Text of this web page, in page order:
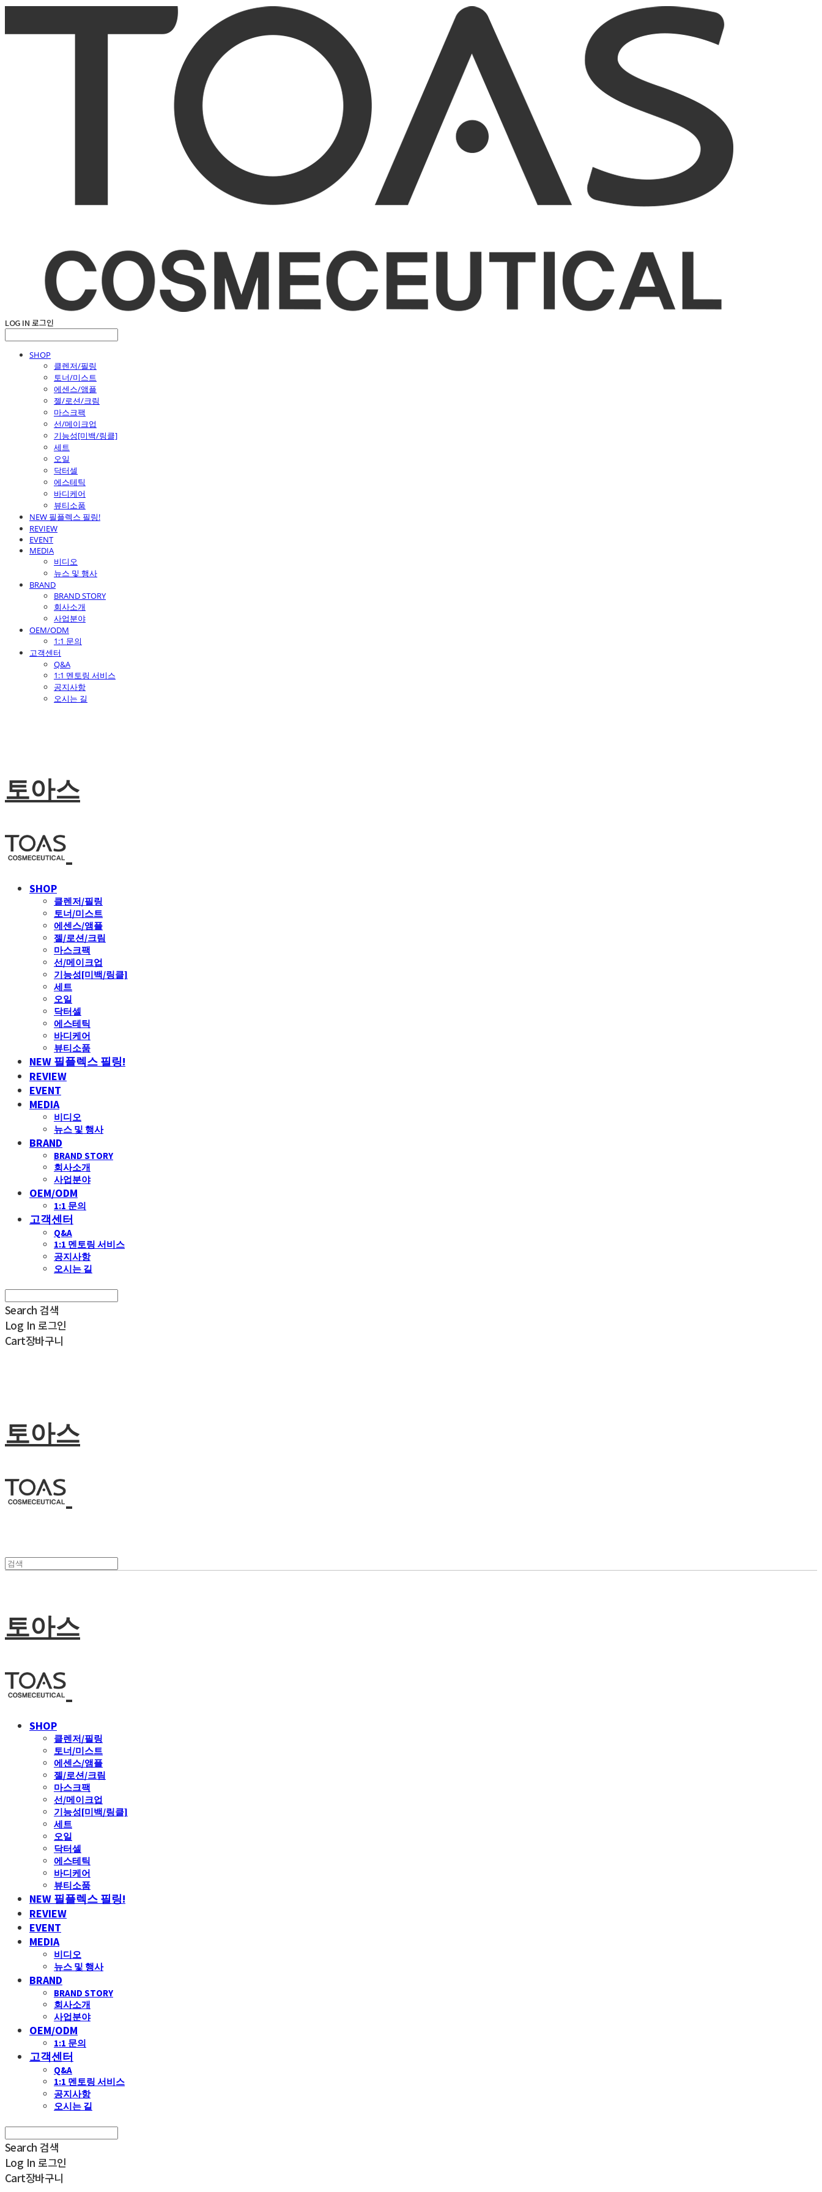
LOG IN 로그인
SHOP
클렌저/필링
토너/미스트
에센스/앰플
젤/로션/크림
마스크팩
선/메이크업
기능성[미백/링클]
세트
오일
닥터셀
에스테틱
바디케어
뷰티소품
NEW 필플렉스 필링!
REVIEW
EVENT
MEDIA
비디오
뉴스 및 행사
BRAND
BRAND STORY
회사소개
사업분야
OEM/ODM
1:1 문의
고객센터
Q&A
1:1 멘토링 서비스
공지사항
오시는 길
토아스
SHOP
클렌저/필링
토너/미스트
에센스/앰플
젤/로션/크림
마스크팩
선/메이크업
기능성[미백/링클]
세트
오일
닥터셀
에스테틱
바디케어
뷰티소품
NEW 필플렉스 필링!
REVIEW
EVENT
MEDIA
비디오
뉴스 및 행사
BRAND
BRAND STORY
회사소개
사업분야
OEM/ODM
1:1 문의
고객센터
Q&A
1:1 멘토링 서비스
공지사항
오시는 길
Search 검색
Log In 로그인
Cart장바구니
토아스
토아스
SHOP
클렌저/필링
토너/미스트
에센스/앰플
젤/로션/크림
마스크팩
선/메이크업
기능성[미백/링클]
세트
오일
닥터셀
에스테틱
바디케어
뷰티소품
NEW 필플렉스 필링!
REVIEW
EVENT
MEDIA
비디오
뉴스 및 행사
BRAND
BRAND STORY
회사소개
사업분야
OEM/ODM
1:1 문의
고객센터
Q&A
1:1 멘토링 서비스
공지사항
오시는 길
Search 검색
Log In 로그인
Cart장바구니